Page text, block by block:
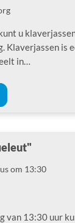
u
Klaverjassen is
in…
om 13:30
van 13:30 uur